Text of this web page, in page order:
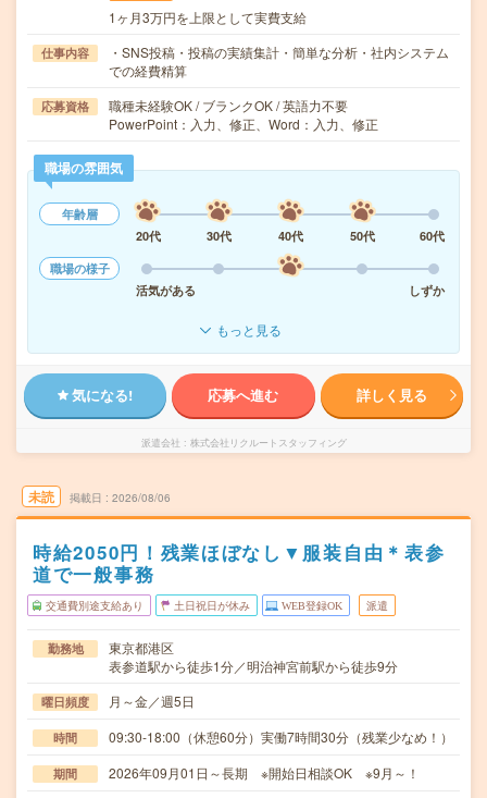
1ヶ月3万円を上限として実費支給
仕事内容
・SNS投稿・投稿の実績集計・簡単な分析・社内システム
での経費精算
応募資格
職種未経験OK / ブランクOK / 英語力不要
PowerPoint：入力、修正、Word：入力、修正
職場の雰囲気
年齢層
20代
30代 40代 50代
60代
職場の様子
活気がある
しずか
もっと見る
気になる! 応募へ進む 詳しく見る
派遣会社 株式会社リクルートスタッフィング
未読 掲載日 2026/08/06
時給2050円！残業ほぼなし▼服装自由＊表参
道で一般事務
交通費別途支給あり 土日祝日が休み WEB登録OK 派遣
勤務地
東京都港区
表参道駅から徒歩1分／明治神宮前駅から徒歩9分
曜日頻度 月～金／週5日
時間 09:30-18:00（休憩60分）実働7時間30分（残業少なめ！）
期間 2026年09月01日～長期 ※開始日相談OK ※9月～！